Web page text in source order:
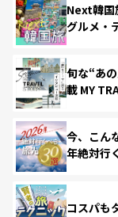
Next韓国
グルメ・
旬な“あ
載 MY
今、こん
年絶対行
コスパも